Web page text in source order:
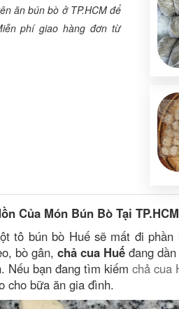
ăn bún bò ở TP.HCM để
phí giao hàng đơn từ
Của Món Bún Bò Tại TP.HCM
tô bún bò Huế sẽ mất đi
bò gân, chả cua Huế đang
Nếu bạn đang tìm kiếm chả cua
cho bữa ăn gia đình.